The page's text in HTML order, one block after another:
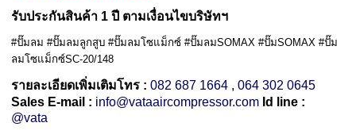
รับประกันสินค้า 1 ปี ตามเงื่อนไขบริษัทฯ
#ปั๊มลม #ปั๊มลมลูกสูบ #ปั๊มลมโซแม็กซ์ #ปั๊มลมSOMAX #ปั๊มSOMAX #ปั๊ม
ลมโซแม็กซ์SC-20/148
รายละเอียดเพิ่มเติมโทร :082 687 1664 ,064 302 0645
Sales E-mail : info@vataaircompressor.com Id line :
@vata